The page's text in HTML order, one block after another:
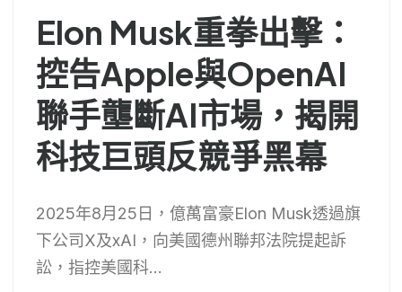
Elon Musk重拳出擊：
控告Apple與OpenAI
聯手壟斷AI市場，揭開
科技巨頭反競爭黑幕
2025年8月25日，億萬富豪Elon Musk透過旗
下公司X及xAI，向美國德州聯邦法院提起訴
訟，指控美國科...